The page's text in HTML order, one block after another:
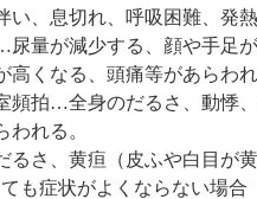
、息切れ、呼吸困難、発熱
量が減少する、顔や手足
高くなる、頭痛等があらわれ
頻拍…全身のだるさ、動悸
れる。
さ、黄疸（皮ふや白目が
ても症状がよくならない場合